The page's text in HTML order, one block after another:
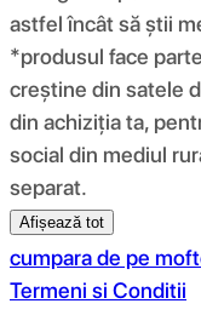
astfel încât să știi
*produsul face
creștine din satele
din achiziția ta,
social din mediul
separat.
Afișează tot
cumpara de pe
Termeni si Conditii